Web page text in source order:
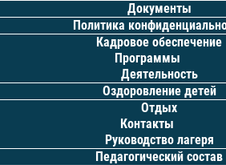
Документы
Политика
Кадровое обеспечение
Программы
Деятельность
Оздоровление детей
Отдых
Контакты
Руководство лагеря
Педагогический состав